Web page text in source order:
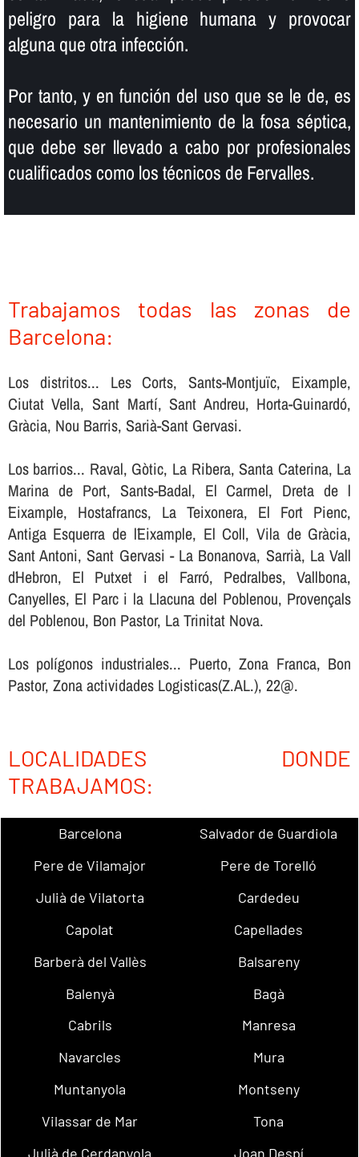
peligro para la higiene humana y provocar
alguna que otra infección.
Por tanto, y en función del uso que se le de, es
necesario un mantenimiento de la fosa séptica,
que debe ser llevado a cabo por profesionales
cualificados como los técnicos de Fervalles.
Trabajamos todas las zonas de
Barcelona:
Los distritos... Les Corts, Sants-Montjuïc, Eixample,
Ciutat Vella, Sant Martí, Sant Andreu, Horta-Guinardó,
Gràcia, Nou Barris, Sarià-Sant Gervasi.
Los barrios... Raval, Gòtic, La Ribera, Santa Caterina, La
Marina de Port, Sants-Badal, El Carmel, Dreta de l
´Eixample, Hostafrancs, La Teixonera, El Fort Pienc,
Antiga Esquerra de l´Eixample, El Coll, Vila de Gràcia,
Sant Antoni, Sant Gervasi - La Bonanova, Sarrià, La Vall
d´Hebron, El Putxet i el Farró, Pedralbes, Vallbona,
Canyelles, El Parc i la Llacuna del Poblenou, Provençals
del Poblenou, Bon Pastor, La Trinitat Nova.
Los polígonos industriales... Puerto, Zona Franca, Bon
Pastor, Zona actividades Logisticas(Z.AL.), 22@.
LOCALIDADES DONDE
TRABAJAMOS:
Barcelona
Salvador de Guardiola
Pere de Vilamajor
Pere de Torelló
Julià de Vilatorta
Cardedeu
Capolat
Capellades
Barberà del Vallès
Balsareny
Balenyà
Bagà
Cabrils
Manresa
Navarcles
Mura
Muntanyola
Montseny
Vilassar de Mar
Tona
Julià de Cerdanyola
Joan Despí